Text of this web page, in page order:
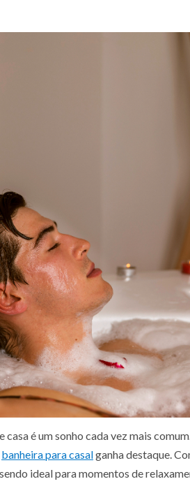
é um sonho cada vez mais
banheira para casalganha destaque.
ideal para momentos de